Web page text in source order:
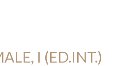
I (ED.INT.)